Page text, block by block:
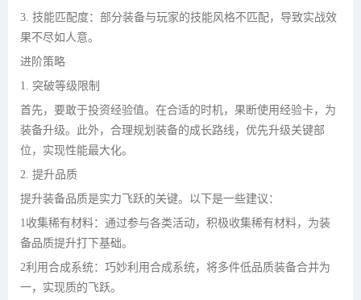
3. 技能匹配度：部分装备与玩家的技能风格不匹配，导致实战效
果不尽如人意。
进阶策略
1. 突破等级限制
首先，要敢于投资经验值。在合适的时机，果断使用经验卡，为
装备升级。此外，合理规划装备的成长路线，优先升级关键部
位，实现性能最大化。
2. 提升品质
提升装备品质是实力飞跃的关键。以下是一些建议：
1收集稀有材料：通过参与各类活动，积极收集稀有材料，为装
备品质提升打下基础。
2利用合成系统：巧妙利用合成系统，将多件低品质装备合并为
一，实现质的飞跃。